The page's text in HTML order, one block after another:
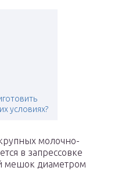
условиях?
молочно-
в запрессовке
мешок диаметром